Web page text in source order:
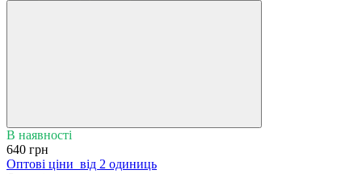
В наявності
640 грн
Оптові ціни від 2 одиниць